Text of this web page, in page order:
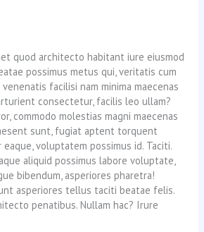
quod architecto habitant iure eiusmod
possimus metus qui, veritatis cum
facilisi nam minima maecenas
consectetur, facilis leo ullam?
commodo molestias magni maecenas
sunt, fugiat aptent torquent
voluptatem possimus id. Taciti.
aliquid possimus labore voluptate,
bibendum, asperiores pharetra!
asperiores tellus taciti beatae felis.
penatibus. Nullam hac? Irure